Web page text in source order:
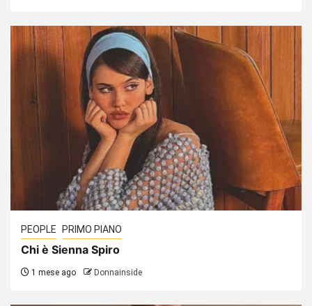
PEOPLE PRIMO PIANO
Chi è Sienna Spiro
1 mese ago Donnainside